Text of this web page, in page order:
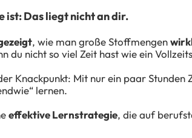
ist:Das liegt nicht an dir.
, wie man große Stoffmengen
du nicht so viel Zeit hast wie ein
Knackpunkt: Mit nur ein paar Stunden
lernen.
effektive Lernstrategie, die auf